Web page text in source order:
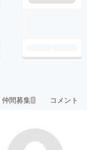
仲間募集 1 コメント